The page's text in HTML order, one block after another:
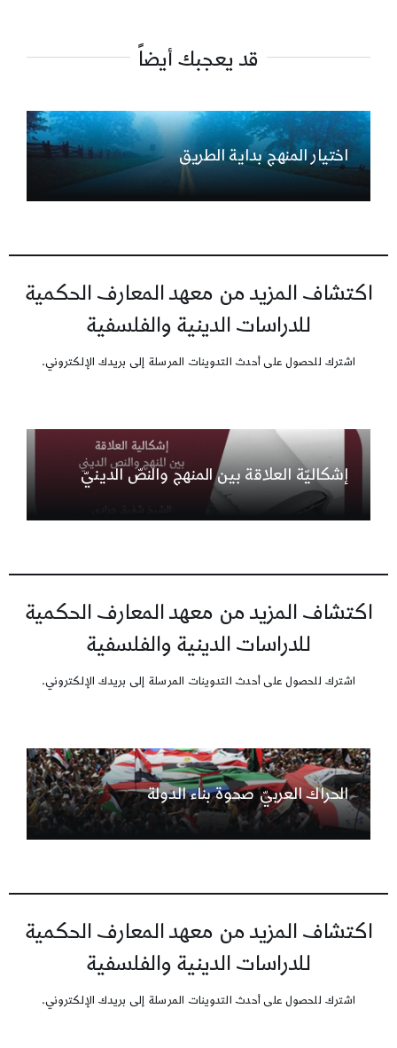
قد يعجبك أيضاً
اختيار المنهج بداية الطريق
اكتشاف المزيد من معهد المعارف الحكمية
للدراسات الدينية والفلسفية
اشترك للحصول على أحدث التدوينات المرسلة إلى بريدك الإلكتروني.
إشكاليّة العلاقة بين المنهج والنصّ الدينيّ
اكتشاف المزيد من معهد المعارف الحكمية
للدراسات الدينية والفلسفية
اشترك للحصول على أحدث التدوينات المرسلة إلى بريدك الإلكتروني.
الحراك العربيّ صحوة بناء الدولة
اكتشاف المزيد من معهد المعارف الحكمية
للدراسات الدينية والفلسفية
اشترك للحصول على أحدث التدوينات المرسلة إلى بريدك الإلكتروني.